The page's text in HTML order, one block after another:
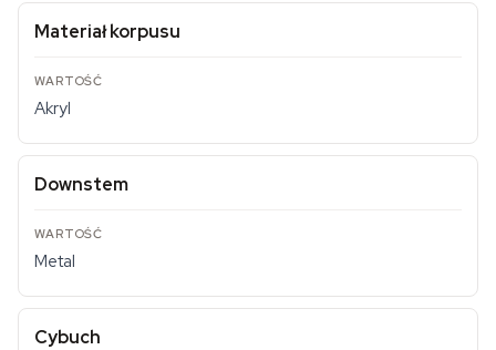
Materiał korpusu
Akryl
Downstem
Metal
Cybuch